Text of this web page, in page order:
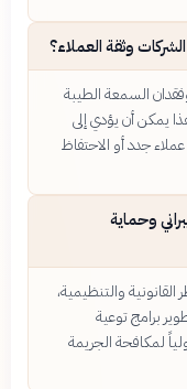
وثقة العملاء؟
السمعة الطيبة
يمكن أن يؤدي إلى
جدد أو الاحتفاظ
وحماية
والتنظيمية،
برامج توعية
لمكافحة الجريمة